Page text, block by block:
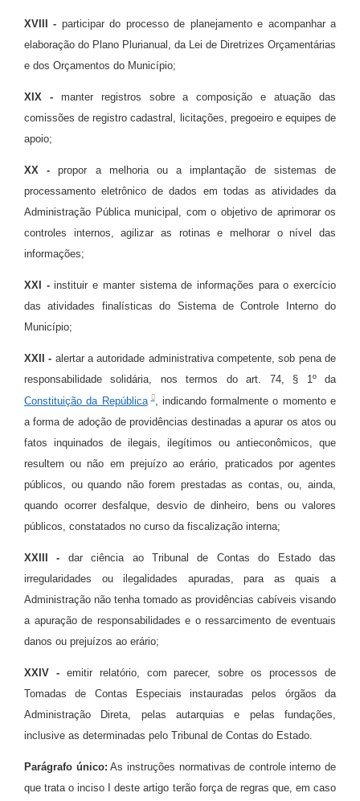
XVIII - participar do processo de planejamento e acompanhar a
elaboração do Plano Plurianual, da Lei de Diretrizes Orçamentárias
e dos Orçamentos do Município;
XIX -manter registros sobre a composição e atuação das
comissões de registro cadastral, licitações, pregoeiro e equipes de
apoio;
XX - propor a melhoria ou a implantação de sistemas de
processamento eletrônico de dados em todas as atividades da
Administração Pública municipal, com o objetivo de aprimorar os
controles internos, agilizar as rotinas e melhorar o nível das
informações;
XXI -instituir e manter sistema de informações para o exercício
das atividades finalísticas do Sistema de Controle Interno do
Município;
XXII - alertar a autoridade administrativa competente, sob pena de
responsabilidade solidária, nos termos do art. 74, § 1º da
Constituição da República , indicando formalmente o momento e
a forma de adoção de providências destinadas a apurar os atos ou
fatos inquinados de ilegais, ilegítimos ou antieconômicos, que
resultem ou não em prejuízo ao erário, praticados por agentes
públicos, ou quando não forem prestadas as contas, ou, ainda,
quando ocorrer desfalque, desvio de dinheiro, bens ou valores
públicos, constatados no curso da fiscalização interna;
XXIII - dar ciência ao Tribunal de Contas do Estado das
irregularidades ou ilegalidades apuradas, para as quais a
Administração não tenha tomado as providências cabíveis visando
a apuração de responsabilidades e o ressarcimento de eventuais
danos ou prejuízos ao erário;
XXIV -emitir relatório, com parecer, sobre os processos de
Tomadas de Contas Especiais instauradas pelos órgãos da
Administração Direta, pelas autarquias e pelas fundações,
inclusive as determinadas pelo Tribunal de Contas do Estado.
Parágrafo único: As instruções normativas de controle interno de
que trata o inciso I deste artigo terão força de regras que, em caso